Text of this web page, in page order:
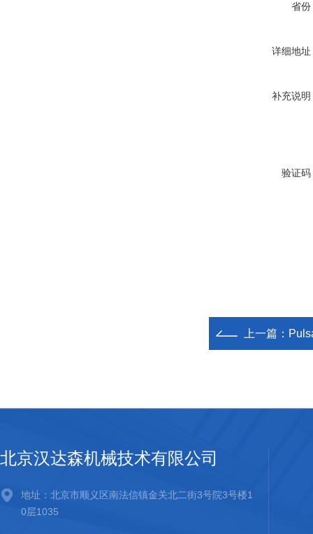
省份
详细地址
补充说明
验证码
上一篇：
北京汉达森机械技术有限公司
地址：北京市顺义区南法信镇金关北二街3号院3号楼1
0层1035